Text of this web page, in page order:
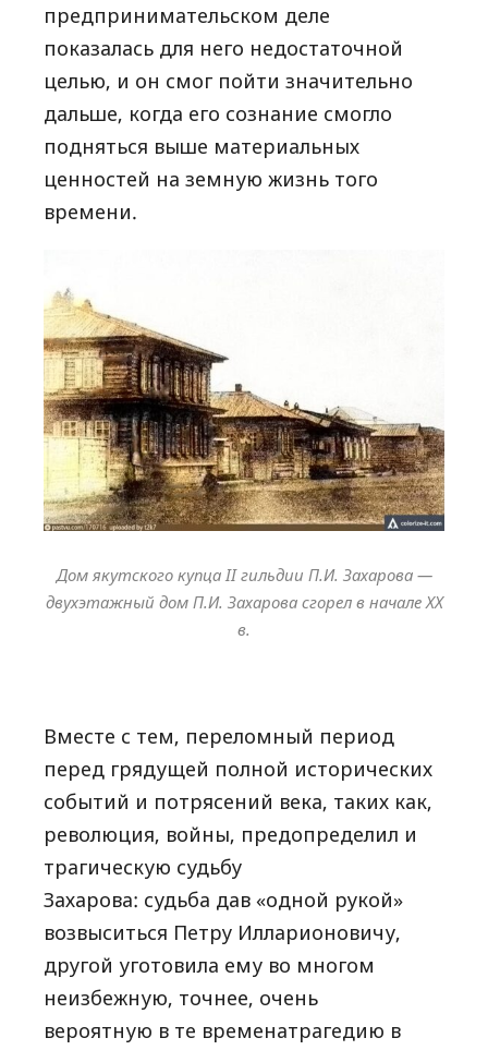
предпринимательском деле
показалась для него недостаточной
целью, и он смог пойти значительно
дальше, когда его сознание смогло
подняться выше материальных
ценностей на земную жизнь того
времени.
Дом якутского купца II гильдии П.И. Захарова —
двухэтажный дом П.И. Захарова сгорел в начале ХХ
в.
Вместе с тем, переломный период
перед грядущей полной исторических
событий и потрясений века, таких как,
революция, войны, предопределил и
трагическую судьбу
Захарова: судьба дав «одной рукой»
возвыситься Петру Илларионовичу,
другой уготовила ему во многом
неизбежную, точнее, очень
вероятную в те временатрагедию в